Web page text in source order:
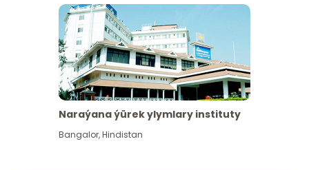
Naraýana ýürek ylymlary instituty
Bangalor,Hindistan